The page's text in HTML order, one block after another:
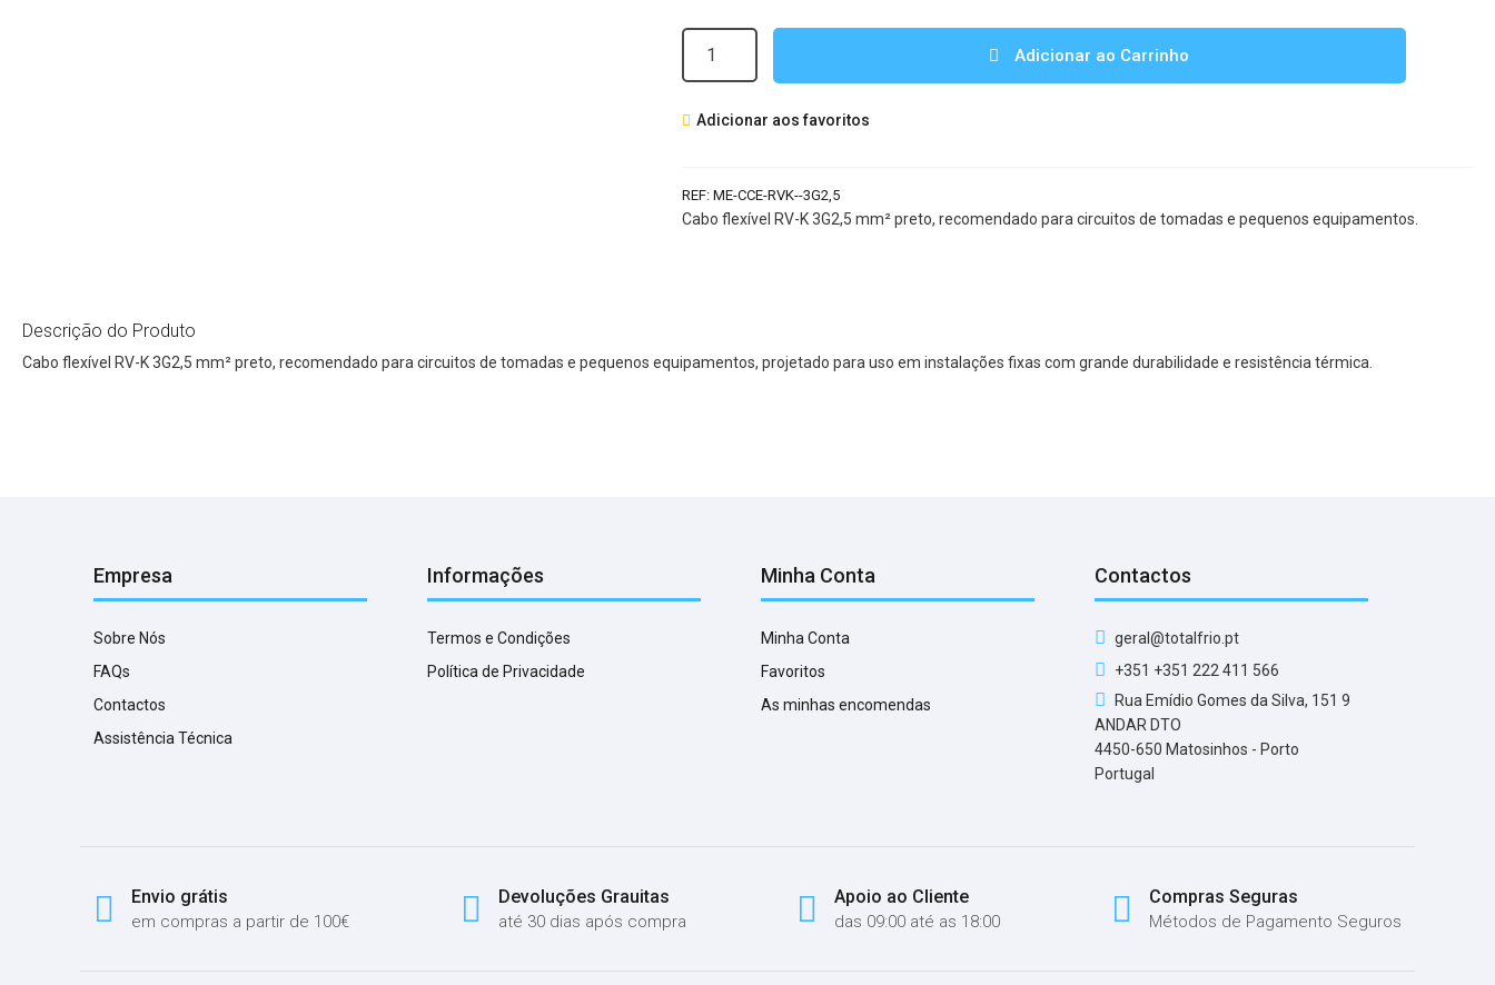
RVK
Preto
Adicionar ao Carrinho
Adicionar aos favoritos
REF:ME-CCE-RVK--3G2,5
Cabo flexível RV-K 3G2,5 mm² preto, recomendado para circuitos de tomadas e pequenos equipamentos.
Descrição do Produto
Cabo flexível RV-K 3G2,5 mm² preto, recomendado para circuitos de tomadas e pequenos equipamentos, projetado para uso em instalações fixas com grande durabilidade e resistência térmica.
Empresa
Sobre Nós
FAQs
Contactos
Assistência Técnica
Informações
Termos e Condições
Política de Privacidade
Minha Conta
Minha Conta
Favoritos
As minhas encomendas
Contactos
geral@totalfrio.pt
+351 +351 222 411 566
Rua Emídio Gomes da Silva, 151 9
ANDAR DTO
4450-650 Matosinhos - Porto
Portugal
Envio grátis
em compras a partir de 100€
Devoluções Grauitas
até 30 dias após compra
Apoio ao Cliente
das 09:00 até as 18:00
Compras Seguras
Métodos de Pagamento Seguros